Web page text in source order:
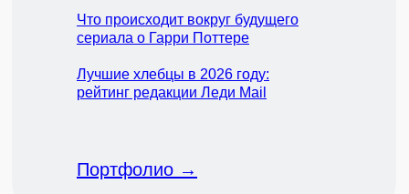
Что происходит вокруг будущего
сериала о Гарри Поттере
Лучшие хлебцы в 2026 году:
рейтинг редакции Леди Mail
Портфолио →